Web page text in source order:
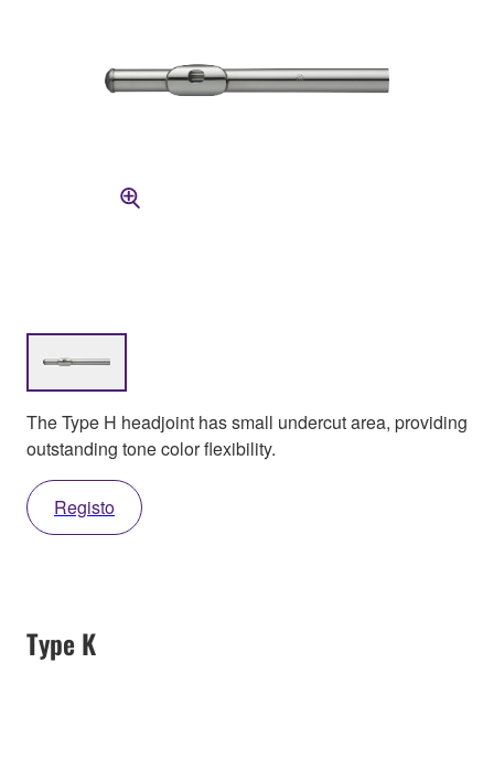
The Type H headjoint has small undercut area, providing
outstanding tone color flexibility.
Registo
Type K